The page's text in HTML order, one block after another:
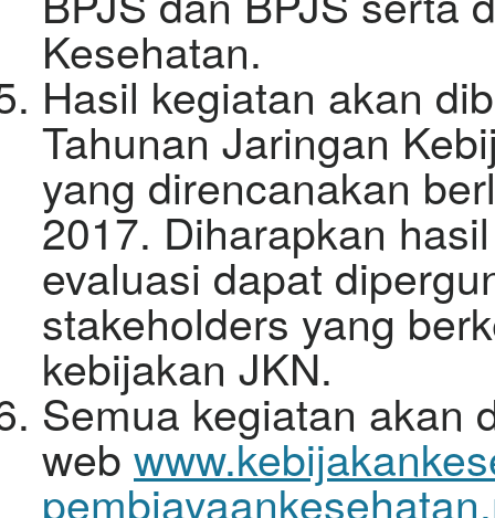
Kesehatan.
Hasil kegiatan akan
Tahunan Jaringan
yang direncanakan
2017. Diharapkan
evaluasi dapat
stakeholders yang
kebijakan JKN.
Semua kegiatan akan
web